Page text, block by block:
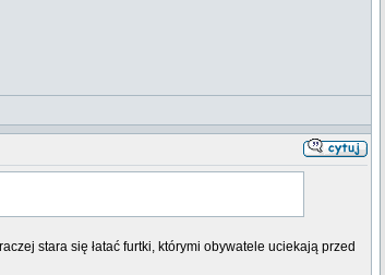
stara się łatać furtki, którymi obywatele uciekają przed